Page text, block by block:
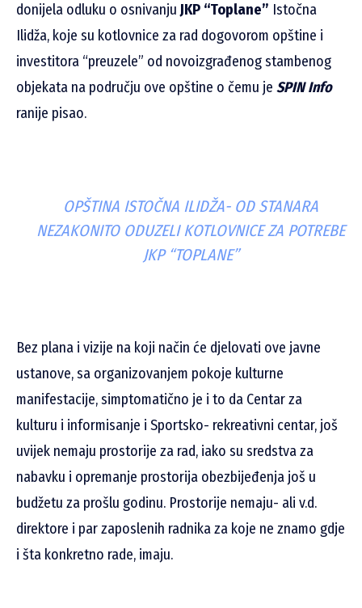
donijela odluku o osnivanju JKP “Toplane” Istočna
Ilidža, koje su kotlovnice za rad dogovorom opštine i
investitora “preuzele” od novoizgrađenog stambenog
objekata na području ove opštine o čemu je SPIN Info
ranije pisao.
OPŠTINA ISTOČNA ILIDŽA- OD STANARA
NEZAKONITO ODUZELI KOTLOVNICE ZA POTREBE
JKP “TOPLANE”
Bez plana i vizije na koji način će djelovati ove javne
ustanove, sa organizovanjem pokoje kulturne
manifestacije, simptomatično je i to da Centar za
kulturu i informisanje i Sportsko- rekreativni centar, još
uvijek nemaju prostorije za rad, iako su sredstva za
nabavku i opremanje prostorija obezbijeđenja još u
budžetu za prošlu godinu. Prostorije nemaju- ali v.d.
direktore i par zaposlenih radnika za koje ne znamo gdje
i šta konkretno rade, imaju.